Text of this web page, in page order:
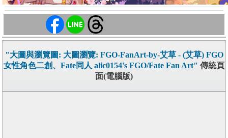
"大圖與瀏覽圖: 大圖瀏覽: FGO-FanArt-by-艾草 - (艾草) FGO
女性角色二創、Fate同人 alic0154's FGO/Fate Fan Art" 傳統頁
面(電腦版)